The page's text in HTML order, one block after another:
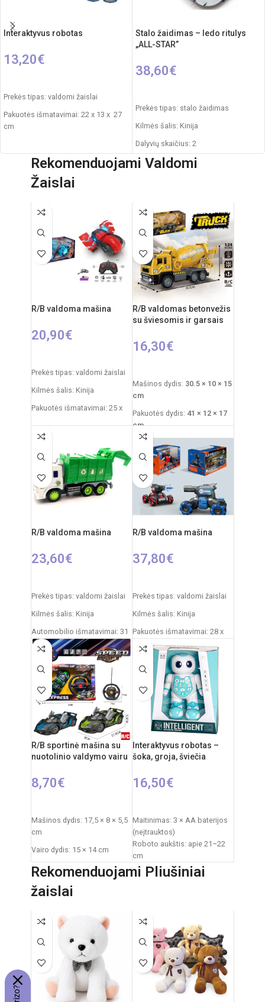
Interaktyvus robotas
13,20€
Prekės tipas: valdomi žaislai
Pakuotės išmatavimai: 22 x 13 x 27
cm
Rekomenduojamas amžius: nuo 3
Stalo žaidimas – ledo ritulys
„ALL-STAR”
38,60€
Prekės tipas: stalo žaidimas
Kilmės šalis: Kinija
Dalyvių skaičius: 2
Pakuotės išmatavimai: 8 x 59 x 35
Svoris: 1.960 kg
Produkto medžiaga: plastikas,
metalas
Rekomenduojamas amžius: nuo 4
metų
Rekomenduojami Valdomi
Žaislai
R/B valdoma mašina
20,90€
Prekės tipas: valdomi žaislai
Kilmės šalis: Kinija
Pakuotės išmatavimai: 25 x
Dažnis: 2,4 GHz
Nuotolinio valdymo pultas:
2xAAA elementai
RC automobilio
akumuliatorius: 3,7V
R/B valdomas betonvežis
su šviesomis ir garsais
16,30€
Mašinos dydis: 30.5 × 10 × 15
cm
Pakuotės dydis: 41 × 12 × 17
cm
Rekomenduojamas amžius:
nuo 3 metų
Reikalingi elementai:4×AA
mašinai+2×AA pultui
R/B valdoma mašina
23,60€
Prekės tipas: valdomi žaislai
Kilmės šalis: Kinija
Automobilio išmatavimai: 31
x 15 x 12 cm
Rekomenduojamas amžius:
nuo 6 metų
Reiklaingi elementai: 2xAA +
3xAAA
R/B valdoma mašina
37,80€
Prekės tipas: valdomi žaislai
Kilmės šalis: Kinija
Pakuotės išmatavimai: 28 x
19 x 18 cm
Dažnis: 2,4 GHz
Nuotolinio valdymo pultas:
2xAA elementai
RC automobilio
akumuliatorius: 3,7V
nuo 14 metų
R/B sportinė mašina su
nuotolinio valdymo vairu
8,70€
Mašinos dydis: 17,5 × 8 × 5,5
cm
Vairo dydis: 15 × 14 cm
Pakuotės dydis: 33 × 5,5 ×
23,5 cm
Svoris: 0,3 kg
Reikalingi elementai: 3 × AA
(nepridedami)
Amžius: nuo 3 metų
Interaktyvus robotas –
šoka, groja, šviečia
16,50€
Maitinimas: 3 × AA baterijos
(neįtrauktos)
Roboto aukštis: apie 21–22
cm
Pakuotės išmatavimai: 21 ×
9,5 × 28 cm
nuo 3 metų
Rekomenduojami Pliušiniai
žaislai